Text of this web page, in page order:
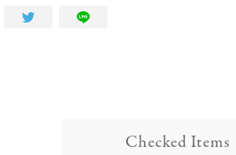
Checked Items